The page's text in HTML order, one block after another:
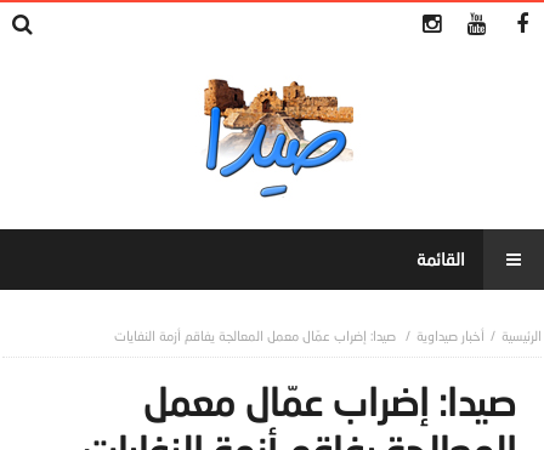
أخبار صيداوية صيدا: إضراب عمّال معمل المعالجة يفاقم أزمة النفايات
صيدا: إضراب عمّال معمل